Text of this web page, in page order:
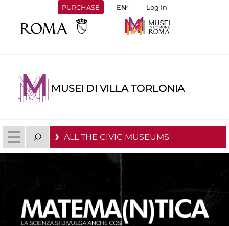
PURCHASE Log In
MUSEI DI VILLA TORLONIA
ALL THE CIVIC MUSEUMS